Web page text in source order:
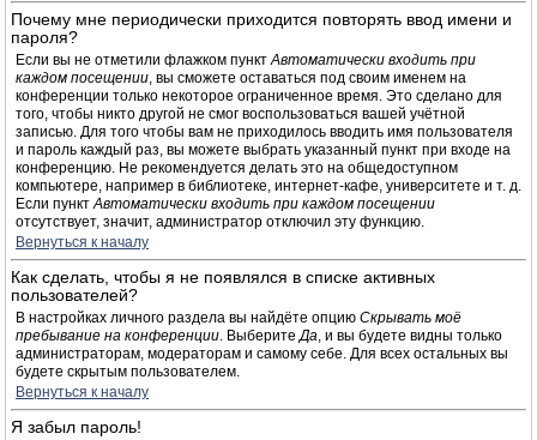
Почему мне периодически приходится повторять ввод имени и
пароля?
Если вы не отметили флажком пунктАвтоматически входить при
каждом посещении, вы сможете оставаться под своим именем на
конференции только некоторое ограниченное время. Это сделано для
того, чтобы никто другой не смог воспользоваться вашей учётной
записью. Для того чтобы вам не приходилось вводить имя пользователя
и пароль каждый раз, вы можете выбрать указанный пункт при входе на
конференцию. Не рекомендуется делать это на общедоступном
компьютере, например в библиотеке, интернет-кафе, университете и т. д.
Если пунктАвтоматически входить при каждом посещении
отсутствует, значит, администратор отключил эту функцию.
Вернуться к началу
Как сделать, чтобы я не появлялся в списке активных
пользователей?
В настройках личного раздела вы найдёте опцию Скрывать моё
пребывание на конференции. ВыберитеДа, и вы будете видны только
администраторам, модераторам и самому себе. Для всех остальных вы
будете скрытым пользователем.
Вернуться к началу
Я забыл пароль!